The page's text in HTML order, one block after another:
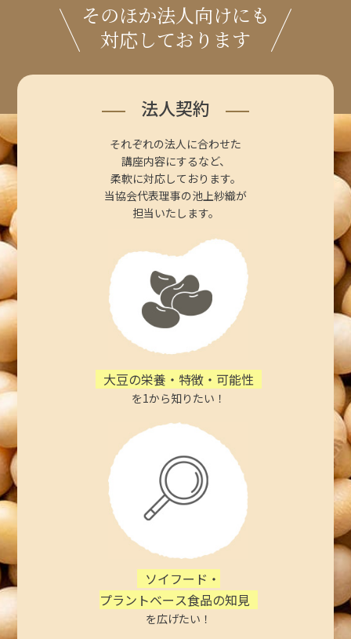
そのほか法人向けにも
対応しております
法人契約
それぞれの法人に合わせた
講座内容にするなど、
柔軟に対応しております。
当協会代表理事の池上紗織が
担当いたします。
大豆の栄養・特徴・可能性
を1から知りたい！
ソイフード・
プラントベース食品の知見
を広げたい！